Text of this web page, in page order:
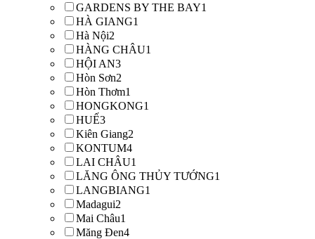
GARDENS BY THE BAY1
HÀ GIANG1
Hà Nội2
HÀNG CHÂU1
HỘI AN3
Hòn Sơn2
Hòn Thơm1
HONGKONG1
HUẾ3
Kiên Giang2
KONTUM4
LAI CHÂU1
LĂNG ÔNG THỦY TƯỚNG1
LANGBIANG1
Madagui2
Mai Châu1
Măng Đen4